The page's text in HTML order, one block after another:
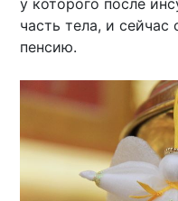
у которого после
часть тела, и
пенсию.